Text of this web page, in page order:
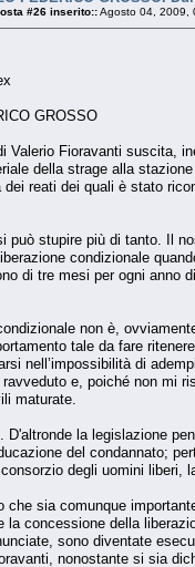
#26 inserito::Agosto 04, 2009,
GROSSO
Valerio Fioravanti suscita,
della strage alla
dei reati dei quali è stato
può stupire più di tanto. Il
condizionale
di tre mesi per ogni anno
non è,
tale da fare
nell’impossibilità di
e, poiché non mi
maturate.
D'altronde la legislazione
del condannato;
degli uomini liberi,
che sia comunque
la concessione della
sono diventate
nonostante si sia